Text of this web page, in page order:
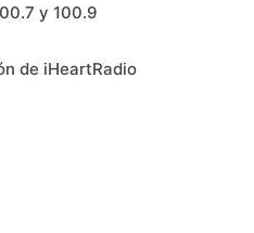
y 100.9
de iHeartRadio